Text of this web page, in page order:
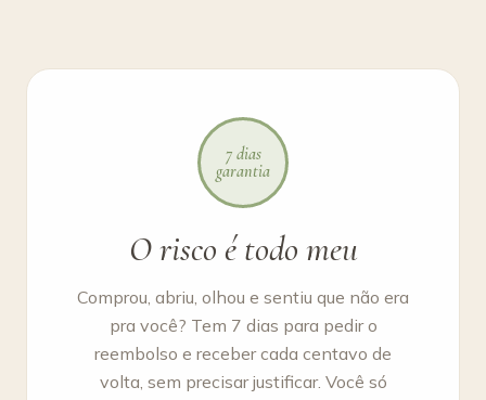
7 dias
garantia
O risco é todo meu
Comprou, abriu, olhou e sentiu que não era
pra você? Tem 7 dias para pedir o
reembolso e receber cada centavo de
volta, sem precisar justificar. Você só